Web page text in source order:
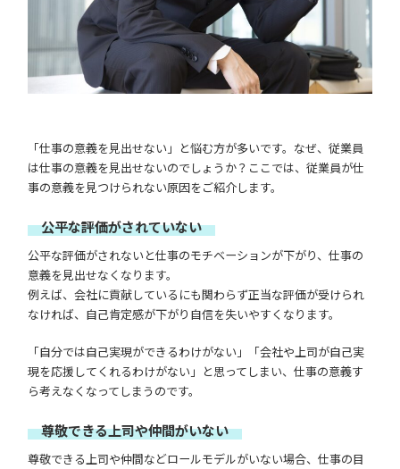
「仕事の意義を見出せない」と悩む方が多いです。なぜ、従業員
は仕事の意義を見出せないのでしょうか？ここでは、従業員が仕
事の意義を見つけられない原因をご紹介します。
公平な評価がされていない
公平な評価がされないと仕事のモチベーションが下がり、仕事の
意義を見出せなくなります。
例えば、会社に貢献しているにも関わらず正当な評価が受けられ
なければ、自己肯定感が下がり自信を失いやすくなります。
「自分では自己実現ができるわけがない」「会社や上司が自己実
現を応援してくれるわけがない」と思ってしまい、仕事の意義す
ら考えなくなってしまうのです。
尊敬できる上司や仲間がいない
尊敬できる上司や仲間などロールモデルがいない場合、仕事の目